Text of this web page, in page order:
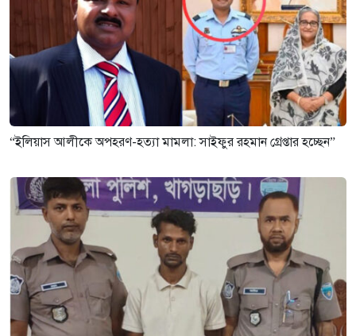
“ইলিয়াস আলীকে অপহরণ-হত্যা মামলা: সাইফুর রহমান গ্রেপ্তার হচ্ছেন”